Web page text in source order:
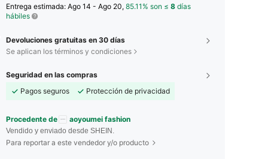
Entrega estimada: Ago 14 - Ago 20, 85.11% son ≤ 8 días
hábiles
Devoluciones gratuitas en 30 días
Se aplican los términos y condiciones
Seguridad en las compras
Pagos seguros
Protección de privacidad
Procedente de aoyoumei fashion
Vendido y enviado desde SHEIN.
Para reportar a este vendedor y/o producto